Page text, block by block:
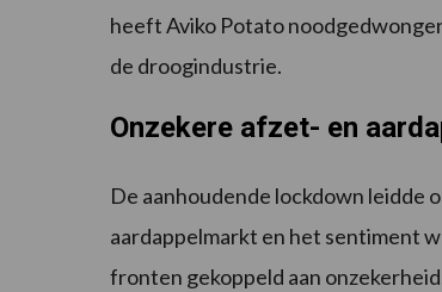
heeft Aviko Potato
de droogindustrie.
Onzekere afzet- en
De aanhoudende lockdown leidde
aardappelmarkt en het sentiment
fronten gekoppeld aan